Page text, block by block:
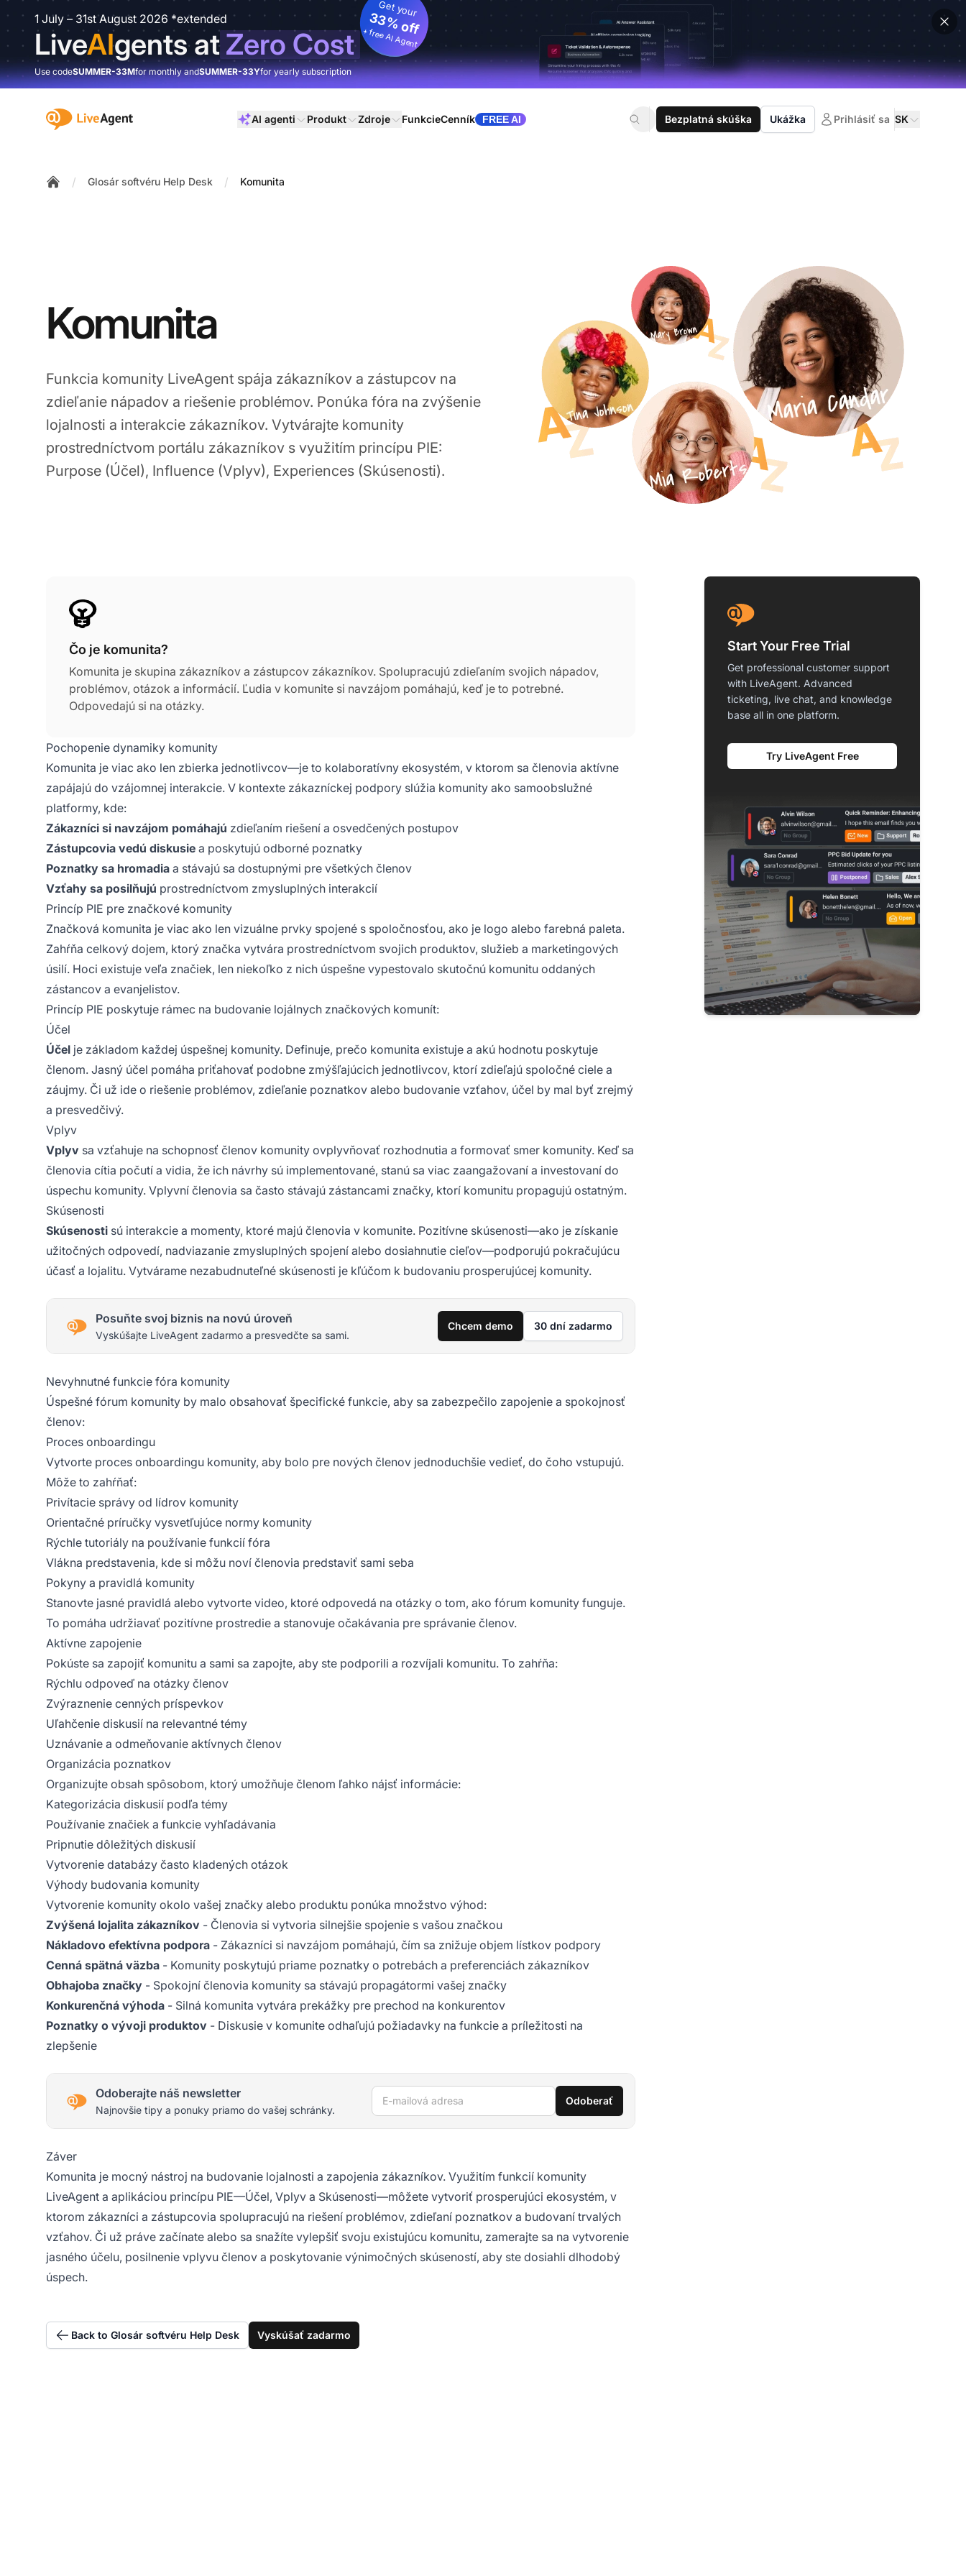
1 July – 31st August 2026 *extended
LiveAIgents atZero Cost
Get your
33% off
+ free AI Agent
Use codeSUMMER-33Mfor monthly andSUMMER-33Yfor yearly subscription
:site.title AI agenti Produkt Zdroje FunkcieCenník FREE AI Bezplatná skúška Ukážka Prihlásiť sa SK
/ Glosár softvéru Help Desk / Komunita
Komunita
Funkcia komunity LiveAgent spája zákazníkov a zástupcov na
zdieľanie nápadov a riešenie problémov. Ponúka fóra na zvýšenie
lojalnosti a interakcie zákazníkov. Vytvárajte komunity
prostredníctvom portálu zákazníkov s využitím princípu PIE:
Purpose (Účel), Influence (Vplyv), Experiences (Skúsenosti).
Čo je komunita?
Komunita je skupina zákazníkov a zástupcov zákazníkov. Spolupracujú zdieľaním svojich nápadov,
problémov, otázok a informácií. Ľudia v komunite si navzájom pomáhajú, keď je to potrebné.
Odpovedajú si na otázky.
Pochopenie dynamiky komunity
Komunita je viac ako len zbierka jednotlivcov—je to kolaboratívny ekosystém, v ktorom sa členovia aktívne
zapájajú do vzájomnej interakcie. V kontexte zákazníckej podpory slúžia komunity ako samoobslužné
platformy, kde:
Zákazníci si navzájom pomáhajú zdieľaním riešení a osvedčených postupov
Zástupcovia vedú diskusie a poskytujú odborné poznatky
Poznatky sa hromadia a stávajú sa dostupnými pre všetkých členov
Vzťahy sa posilňujú prostredníctvom zmysluplných interakcií
Princíp PIE pre značkové komunity
Značková komunita je viac ako len vizuálne prvky spojené s spoločnosťou, ako je logo alebo farebná paleta.
Zahŕňa celkový dojem, ktorý značka vytvára prostredníctvom svojich produktov, služieb a marketingových
úsilí. Hoci existuje veľa značiek, len niekoľko z nich úspešne vypestovalo skutočnú komunitu oddaných
zástancov a evanjelistov.
Princíp PIE poskytuje rámec na budovanie lojálnych značkových komunít:
Účel
Účel je základom každej úspešnej komunity. Definuje, prečo komunita existuje a akú hodnotu poskytuje
členom. Jasný účel pomáha priťahovať podobne zmýšľajúcich jednotlivcov, ktorí zdieľajú spoločné ciele a
záujmy. Či už ide o riešenie problémov, zdieľanie poznatkov alebo budovanie vzťahov, účel by mal byť zrejmý
a presvedčivý.
Vplyv
Vplyv sa vzťahuje na schopnosť členov komunity ovplyvňovať rozhodnutia a formovať smer komunity. Keď sa
členovia cítia počutí a vidia, že ich návrhy sú implementované, stanú sa viac zaangažovaní a investovaní do
úspechu komunity. Vplyvní členovia sa často stávajú zástancami značky, ktorí komunitu propagujú ostatným.
Skúsenosti
Skúsenosti sú interakcie a momenty, ktoré majú členovia v komunite. Pozitívne skúsenosti—ako je získanie
užitočných odpovedí, nadviazanie zmysluplných spojení alebo dosiahnutie cieľov—podporujú pokračujúcu
účasť a lojalitu. Vytvárame nezabudnuteľné skúsenosti je kľúčom k budovaniu prosperujúcej komunity.
Posuňte svoj biznis na novú úroveň
Vyskúšajte LiveAgent zadarmo a presvedčte sa sami.
Chcem demo 30 dní zadarmo
Nevyhnutné funkcie fóra komunity
Úspešné fórum komunity by malo obsahovať špecifické funkcie, aby sa zabezpečilo zapojenie a spokojnosť
členov:
Proces onboardingu
Vytvorte proces onboardingu komunity, aby bolo pre nových členov jednoduchšie vedieť, do čoho vstupujú.
Môže to zahŕňať:
Privítacie správy od lídrov komunity
Orientačné príručky vysvetľujúce normy komunity
Rýchle tutoriály na používanie funkcií fóra
Vlákna predstavenia, kde si môžu noví členovia predstaviť sami seba
Pokyny a pravidlá komunity
Stanovte jasné pravidlá alebo vytvorte video, ktoré odpovedá na otázky o tom, ako fórum komunity funguje.
To pomáha udržiavať pozitívne prostredie a stanovuje očakávania pre správanie členov.
Aktívne zapojenie
Pokúste sa zapojiť komunitu a sami sa zapojte, aby ste podporili a rozvíjali komunitu. To zahŕňa:
Rýchlu odpoveď na otázky členov
Zvýraznenie cenných príspevkov
Uľahčenie diskusií na relevantné témy
Uznávanie a odmeňovanie aktívnych členov
Organizácia poznatkov
Organizujte obsah spôsobom, ktorý umožňuje členom ľahko nájsť informácie:
Kategorizácia diskusií podľa témy
Používanie značiek a funkcie vyhľadávania
Pripnutie dôležitých diskusií
Vytvorenie databázy často kladených otázok
Výhody budovania komunity
Vytvorenie komunity okolo vašej značky alebo produktu ponúka množstvo výhod:
Zvýšená lojalita zákazníkov - Členovia si vytvoria silnejšie spojenie s vašou značkou
Nákladovo efektívna podpora - Zákazníci si navzájom pomáhajú, čím sa znižuje objem lístkov podpory
Cenná spätná väzba - Komunity poskytujú priame poznatky o potrebách a preferenciách zákazníkov
Obhajoba značky - Spokojní členovia komunity sa stávajú propagátormi vašej značky
Konkurenčná výhoda - Silná komunita vytvára prekážky pre prechod na konkurentov
Poznatky o vývoji produktov - Diskusie v komunite odhaľujú požiadavky na funkcie a príležitosti na
zlepšenie
Odoberajte náš newsletter
Najnovšie tipy a ponuky priamo do vašej schránky.
E-mailová adresa Odoberať
Záver
Komunita je mocný nástroj na budovanie lojalnosti a zapojenia zákazníkov. Využitím funkcií komunity
LiveAgent a aplikáciou princípu PIE—Účel, Vplyv a Skúsenosti—môžete vytvoriť prosperujúci ekosystém, v
ktorom zákazníci a zástupcovia spolupracujú na riešení problémov, zdieľaní poznatkov a budovaní trvalých
vzťahov. Či už práve začínate alebo sa snažíte vylepšiť svoju existujúcu komunitu, zamerajte sa na vytvorenie
jasného účelu, posilnenie vplyvu členov a poskytovanie výnimočných skúseností, aby ste dosiahli dlhodobý
úspech.
Back to Glosár softvéru Help Desk Vyskúšať zadarmo
Start Your Free Trial
Get professional customer support
with LiveAgent. Advanced
ticketing, live chat, and knowledge
base all in one platform.
Try LiveAgent Free